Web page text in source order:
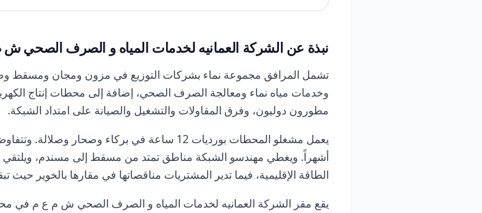
نبذة عن الشركة العمانيه لخدمات المياه و الصرف الصحي
تشمل المرافق مجموعة نماء بشركات التوزيع في مزون ومجان ومسقط
وخدمات مياه نماء ومعالجة الصرف الصحي، إضافة إلى محطات إنتاج
مطورون دوليون، وفرق المقاولات والتشغيل والصيانة على امتداد الشبكة.
يعمل مشغلو المحطات بورديات 12 ساعة في بركاء
أشهراً. ويغطي مهندسو الشبكة مناطق تمتد من مسقط إلى مسندم، ويلتقي
الطاقة الإقليمية، فيما تدير المشتريات مناقصاتها في مقارها بالخوير حيث
يقع مقر الشركة العمانيه لخدمات المياه و الصرف الصحي ش م ع م في